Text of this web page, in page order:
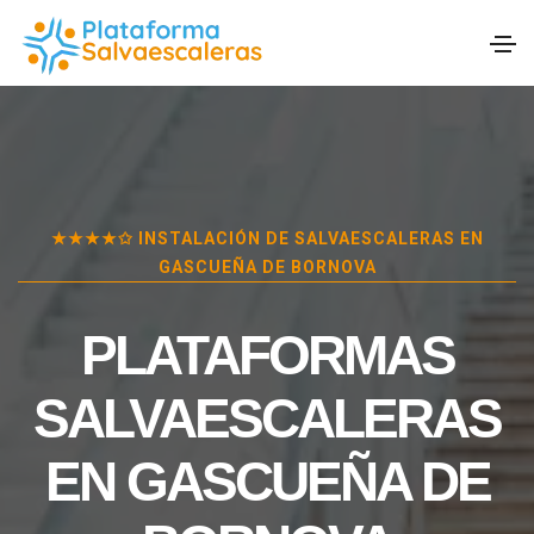
★★★★✩ INSTALACIÓN DE SALVAESCALERAS EN
GASCUEÑA DE BORNOVA
PLATAFORMAS
SALVAESCALERAS
EN GASCUEÑA DE